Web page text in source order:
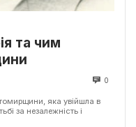
та чим
0
яка увійшла в
за незалежність і